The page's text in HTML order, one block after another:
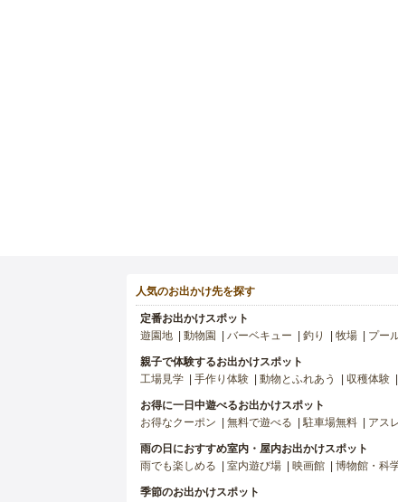
人気のお出かけ先を探す
定番お出かけスポット
遊園地
動物園 バーベキュー 釣り 牧場 プー
親子で体験するお出かけスポット
工場見学
手作り体験 動物とふれあう 収穫体験
お得に一日中遊べるお出かけスポット
お得なクーポン
無料で遊べる 駐車場無料 アス
雨の日におすすめ室内・屋内お出かけスポット
雨でも楽しめる
室内遊び場 映画館 博物館・科
季節のお出かけスポット